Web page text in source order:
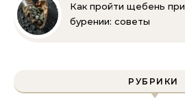
Как пройти щебень при
бурении: советы
РУБРИКИ